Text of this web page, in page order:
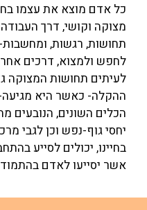
כל אדם מוצא את עצמו
מצוקה וקושי, דרך
תחושות, רגשות,
לחפש ולמצוא, דרכים
לעיתים תחושות המצוקה
ההקלה- כאשר היא
הכלים השונים,
יחסי גוף-נפש וכן לגבי
בחיינו, יכולים לסייע
אשר יסייעו לאדם